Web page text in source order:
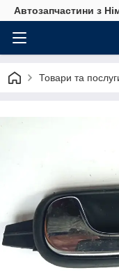
Автозапчастини з
Товари та